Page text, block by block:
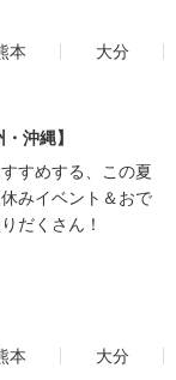
本
大分
沖縄】
すめする、この夏
みイベント＆おで
だくさん！
本
大分